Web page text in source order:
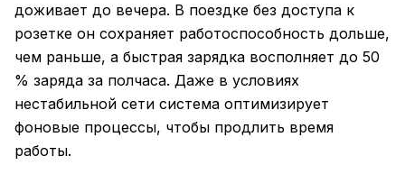
доживает до вечера. В поездке без доступа к
розетке он сохраняет работоспособность дольше,
чем раньше, а быстрая зарядка восполняет до 50
% заряда за полчаса. Даже в условиях
нестабильной сети система оптимизирует
фоновые процессы, чтобы продлить время
работы.